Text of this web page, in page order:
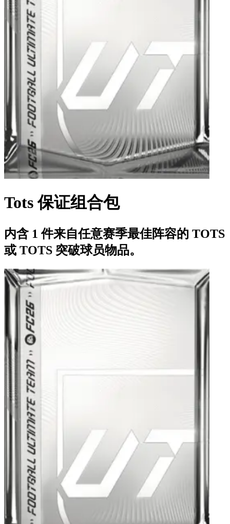
Tots 保证组合包
内含 1 件来自任意赛季最佳阵容的 TOTS
或 TOTS 突破球员物品。